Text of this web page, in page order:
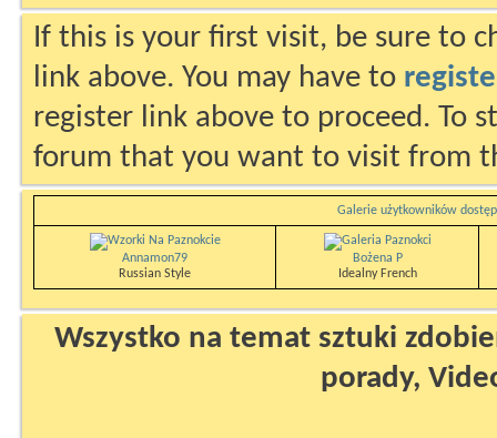
If this is your first visit, be sure to
link above. You may have to
register link above to proceed. To
forum that you want to visit from
Galerie użytkowników
Annamon79
Russian Style
Bożena P
Idealny French
Wszystko na temat sztuki
porady,